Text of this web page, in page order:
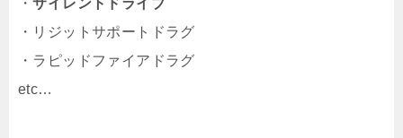
・リジットサポートドラグ
・ラピッドファイアドラグ
etc…